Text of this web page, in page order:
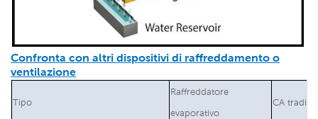
Confronta con altri dispositivi di raffreddamento o
ventilazione
Tipo
Raffreddatore
evaporativo
CA